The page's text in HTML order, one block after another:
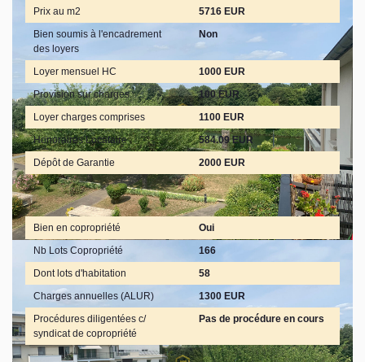
Prix au m2
5716 EUR
Bien soumis à l'encadrement
des loyers
Non
Loyer mensuel HC
1000 EUR
Provision sur charges
100 EUR
Loyer charges comprises
1100 EUR
Honoraires Locataire
584.09 EUR
Dépôt de Garantie
2000 EUR
Copropriété
Bien en copropriété
Oui
Nb Lots Copropriété
166
Dont lots d'habitation
58
Charges annuelles (ALUR)
1300 EUR
Procédures diligentées c/
syndicat de copropriété
Pas de procédure en cours